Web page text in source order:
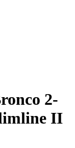
2-
II